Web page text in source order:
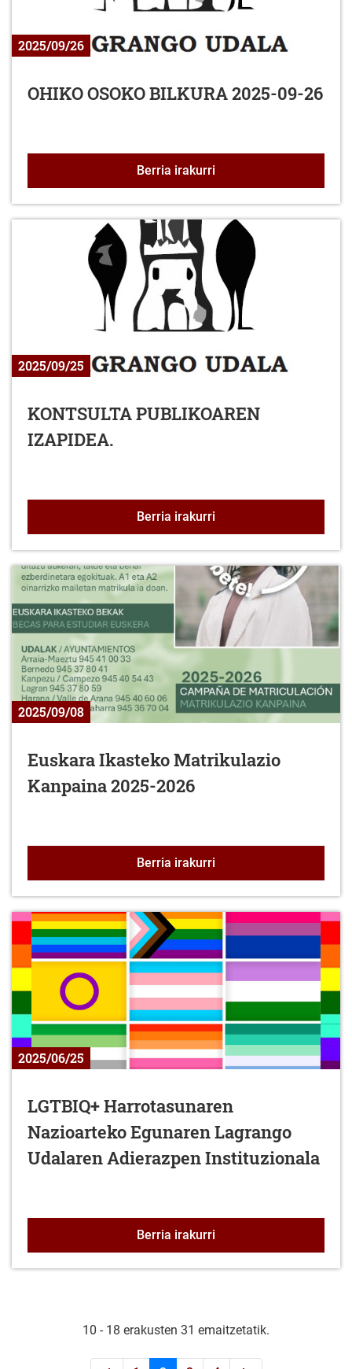
2025/09/26
OHIKO OSOKO BILKURA 2025-09-26
Berria irakurri
2025/09/25
KONTSULTA PUBLIKOAREN
IZAPIDEA.
Berria irakurri
2025/09/08
Euskara Ikasteko Matrikulazio
Kanpaina 2025-2026
Berria irakurri
2025/06/25
LGTBIQ+ Harrotasunaren
Nazioarteko Egunaren Lagrango
Udalaren Adierazpen Instituzionala
Berria irakurri
10 - 18 erakusten 31 emaitzetatik.